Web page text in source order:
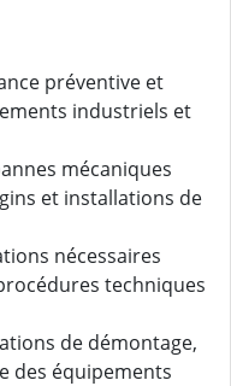
préventive et
industriels et
mécaniques
et installations de
nécessaires
techniques
de démontage,
des équipements